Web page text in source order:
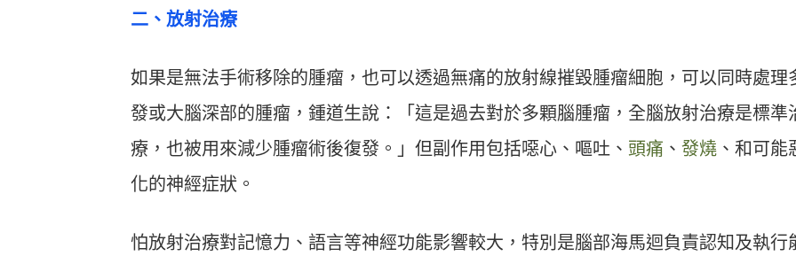
二、放射治療
如果是無法手術移除的腫瘤，也可以透過無痛的放射線摧毀腫瘤細胞，可以同時處理
發或大腦深部的腫瘤，鍾道生說：「這是過去對於多顆腦腫瘤，全腦放射治療是標準
療，也被用來減少腫瘤術後復發。」但副作用包括噁心、嘔吐、 頭痛 、 發燒 、和可能
化的神經症狀。
怕放射治療對記憶力、語言等神經功能影響較大，特別是腦部海馬迴負責認知及執行